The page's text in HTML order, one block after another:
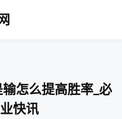
怎么提高胜率_必
快讯